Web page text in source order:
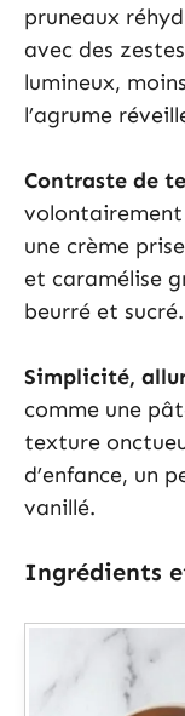
pruneaux
avec des
lumineux,
l’agrume
Contraste de
une crème
et caramélise
beurré et sucré.
Simplicité,
comme une
texture
d’enfance, un
vanillé.
Ingrédients